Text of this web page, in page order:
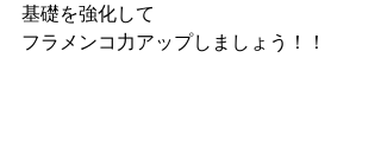
基礎を強化して
フラメンコ力アップしましょう！！